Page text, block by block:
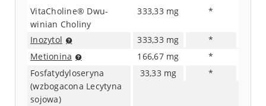
VitaCholine® Dwu-
winian Choliny
333,33 mg *
Inozytol 333,33 mg
*
Metionina
166,67 mg
*
Fosfatydyloseryna
(wzbogacona Lecytyna
sojowa)
33,33 mg *